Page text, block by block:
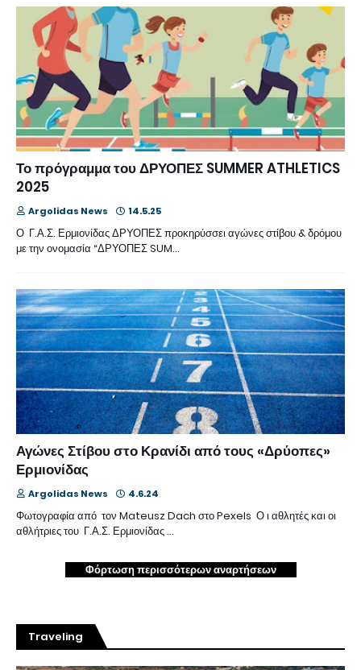
Το πρόγραμμα του ΔΡΥΟΠΕΣ SUMMER ATHLETICS
2025
Argolidas News 14.5.25
Ο Γ.Α.Σ. Ερμιονίδας ΔΡΥΟΠΕΣ προκηρύσσει αγώνες στίβου & δρόμου
με την ονομασία “ΔΡΥΟΠΕΣ SUM…
Αγώνες Στίβου στο Κρανίδι από τους «Δρύοπες»
Ερμιονίδας
Argolidas News 4.6.24
Φωτογραφία από τον Mateusz Dach στο Pexels Ο ι αθλητές και οι
αθλήτριες του Γ.Α.Σ. Ερμιονίδας …
Φόρτωση περισσότερων αναρτήσεων
Traveling